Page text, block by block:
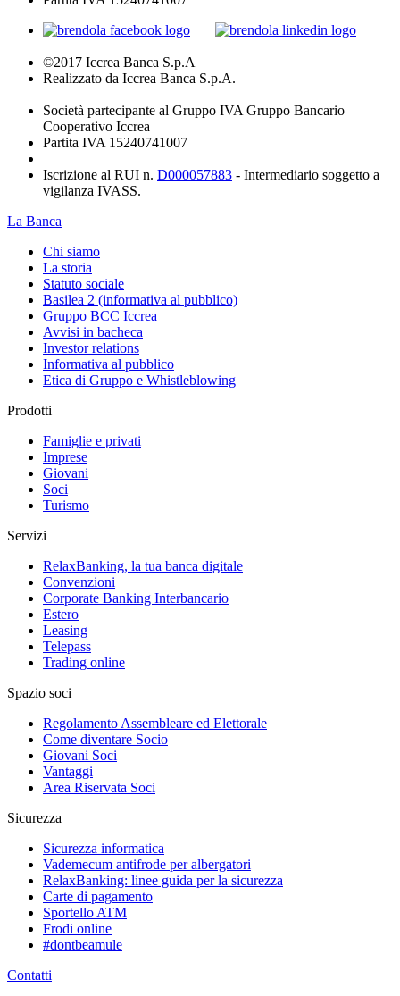
©2017 Iccrea Banca S.p.A
Realizzato da Iccrea Banca S.p.A.
Società partecipante al Gruppo IVA Gruppo Bancario
Cooperativo Iccrea
Partita IVA 15240741007
Iscrizione al RUI n. D000057883 - Intermediario soggetto a
vigilanza IVASS.
La Banca
Chi siamo
La storia
Statuto sociale
Basilea 2 (informativa al pubblico)
Gruppo BCC Iccrea
Avvisi in bacheca
Investor relations
Informativa al pubblico
Etica di Gruppo e Whistleblowing
Prodotti
Famiglie e privati
Imprese
Giovani
Soci
Turismo
Servizi
RelaxBanking, la tua banca digitale
Convenzioni
Corporate Banking Interbancario
Estero
Leasing
Telepass
Trading online
Spazio soci
Regolamento Assembleare ed Elettorale
Come diventare Socio
Giovani Soci
Vantaggi
Area Riservata Soci
Sicurezza
Sicurezza informatica
Vademecum antifrode per albergatori
RelaxBanking: linee guida per la sicurezza
Carte di pagamento
Sportello ATM
Frodi online
#dontbeamule
Contatti